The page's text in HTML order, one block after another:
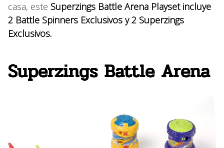
casa, este Superzings Battle Arena Playset incluye
2 Battle Spinners Exclusivos y 2 Superzings
Exclusivos.
Superzings Battle Arena